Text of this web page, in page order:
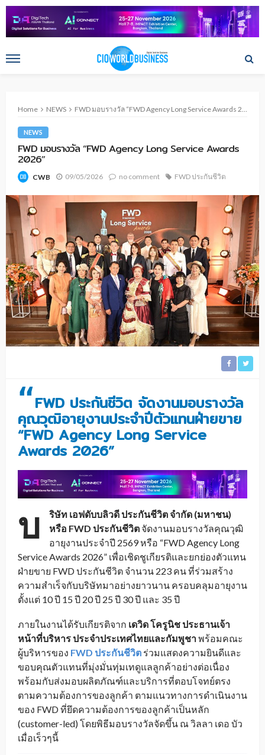
Home NEWS FWD มอบรางวัล “FWD Agency Long Service Awards 2026”
NEWS
FWD มอบรางวัล “FWD Agency Long Service Awards
2026”
CWB 09/05/2026 no comment FWD ประกันชีวิต
“FWD ประกันชีวิต จัดงานมอบรางวัล
คุณวุฒิอายุงานประจำปีตัวแทนฝ่ายขาย
“FWD Agency Long Service
Awards 2026”
บ
ริษัท เอฟดับบลิวดี ประกันชีวิต จำกัด (มหาชน)
หรือ FWD ประกันชีวิต จัดงานมอบรางวัลคุณวุฒิ
อายุงานประจำปี 2569 หรือ “FWD Agency Long
Service Awards 2026” เพื่อเชิดชูเกียรติและยกย่องตัวแทน
ฝ่ายขาย FWD ประกันชีวิต จำนวน 223 คน ที่ร่วมสร้าง
ความสำเร็จกับบริษัทมาอย่างยาวนาน ครอบคลุมอายุงาน
ตั้งแต่ 10 ปี 15 ปี 20 ปี 25 ปี 30 ปี และ 35 ปี
ภายในงานได้รับเกียรติจาก เดวิด โครูนิช ประธานเจ้า
หน้าที่บริหาร ประจำประเทศไทยและกัมพูชาพร้อมคณะ
ผู้บริหารของ FWD ประกันชีวิต ร่วมแสดงความยินดีและ
ขอบคุณตัวแทนที่มุ่งมั่นทุ่มเทดูแลลูกค้าอย่างต่อเนื่อง
พร้อมกับส่งมอบผลิตภัณฑ์และบริการที่ตอบโจทย์ตรง
ตามความต้องการของลูกค้า ตามแนวทางการดำเนินงาน
ของ FWD ที่ยึดความต้องการของลูกค้าเป็นหลัก
(customer-led) โดยพิธีมอบรางวัลจัดขึ้น ณ วิลลา เดอ บัว
เมื่อเร็วๆนี้